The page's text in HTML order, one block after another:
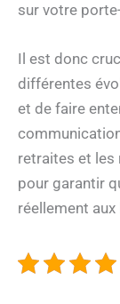
sur votre
Il est donc
différentes
et de faire
retraites et les
pour garantir
réellement